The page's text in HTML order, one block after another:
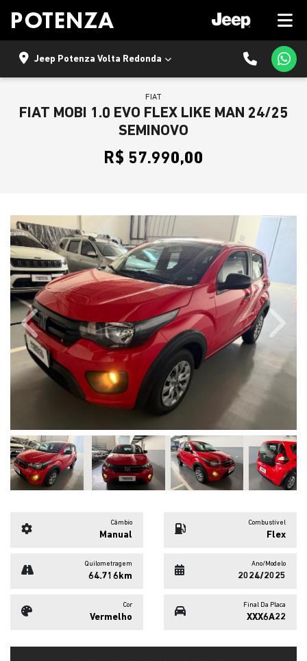
Jeep Potenza Volta Redonda
FIAT
FIAT MOBI 1.0 EVO FLEX LIKE MAN 24/25
SEMINOVO
R$ 57.990,00
Previous Next
Câmbio
Manual
Combustível
Flex
Quilometragem
64.716km
Ano/Modelo
2024/2025
Cor
Vermelho
Final Da Placa
XXX6A22